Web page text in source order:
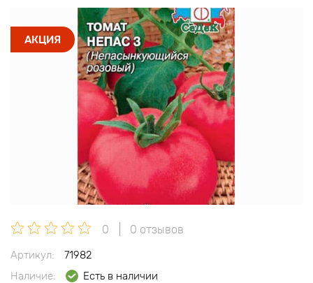
АКЦИЯ
0 0 отзывов
Артикул:
71982
Наличие:
Есть в наличии